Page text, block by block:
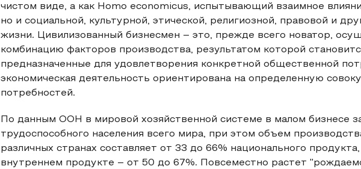
чистом виде, а как Homo economicus, испытывающий взаимное
но и социальной, культурной, этической, религиозной, правовой и
жизни. Цивилизованный бизнесмен – это, прежде всего новатор,
комбинацию факторов производства, результатом которой
предназначенные для удовлетворения конкретной общественной
экономическая деятельность ориентирована на определенную
потребностей.
По данным ООН в мировой хозяйственной системе в малом бизнесе
трудоспособного населения всего мира, при этом объем
различных странах составляет от 33 до 66% национального
внутреннем продукте – от 50 до 67%. Повсеместно растет